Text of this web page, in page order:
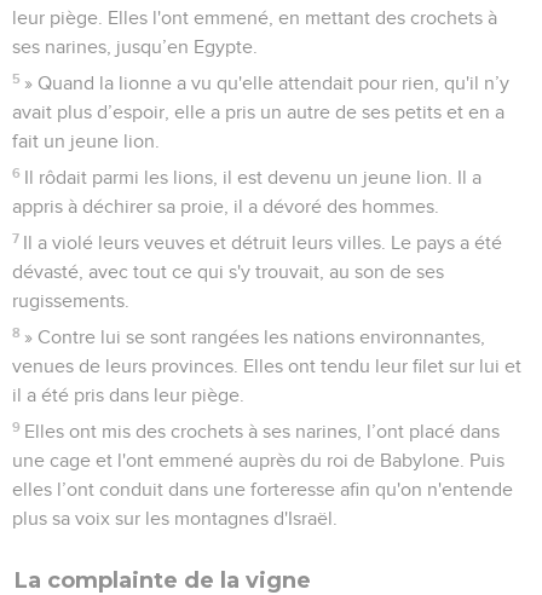
leur piège. Elles l'ont emmené, en mettant des crochets à
ses narines, jusqu’en Egypte.
5 » Quand la lionne a vu qu'elle attendait pour rien, qu'il n’y
avait plus d’espoir, elle a pris un autre de ses petits et en a
fait un jeune lion.
6 Il rôdait parmi les lions, il est devenu un jeune lion. Il a
appris à déchirer sa proie, il a dévoré des hommes.
7 Il a violé leurs veuves et détruit leurs villes. Le pays a été
dévasté, avec tout ce qui s'y trouvait, au son de ses
rugissements.
8 » Contre lui se sont rangées les nations environnantes,
venues de leurs provinces. Elles ont tendu leur filet sur lui et
il a été pris dans leur piège.
9 Elles ont mis des crochets à ses narines, l’ont placé dans
une cage et l'ont emmené auprès du roi de Babylone. Puis
elles l’ont conduit dans une forteresse afin qu'on n'entende
plus sa voix sur les montagnes d'Israël.
La complainte de la vigne